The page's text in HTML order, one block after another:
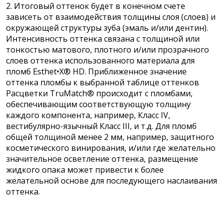
2. Итоговый оттенок будет в конечном счете
зависеть от взаимодействия толщины слоя (слоев) и
окружающей структуры зуба (эмаль и/или дентин).
Интенсивность оттенка связана с толщиной или
тонкостью матового, плотного и/или прозрачного
слоев оттенка использованного материала для
пломб Esthet•X® HD. Приближенное значение
оттенка пломбы к выбранной таблице оттенков
Расцветки TruMatch® происходит с пломбами,
обеспечивающим соответствующую толщину
каждого компонента, например, Класс IV,
вестибулярно-язычный Класс III, и т.д. Для пломб
общей толщиной менее 2 мм, например, защитного
косметического винирования, и/или где желательно
значительное осветление оттенка, размещение
жидкого опака может привести к более
желательной основе для последующего наслаивания
оттенка.